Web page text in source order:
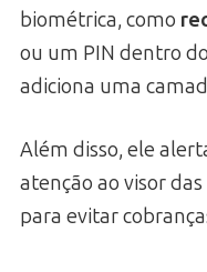
biométrica, como
ou um PIN dentro
adiciona uma
Além disso, ele
atenção ao visor
para evitar